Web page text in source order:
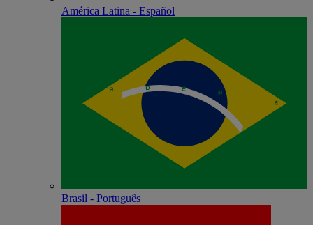
América Latina - Español
Brasil - Português